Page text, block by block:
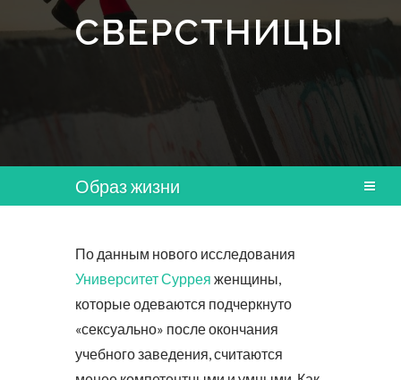
СВЕРСТНИЦЫ
Образ жизни
По данным нового исследования
Университет Суррея женщины,
которые одеваются подчеркнуто
«сексуально» после окончания
учебного заведения, считаются